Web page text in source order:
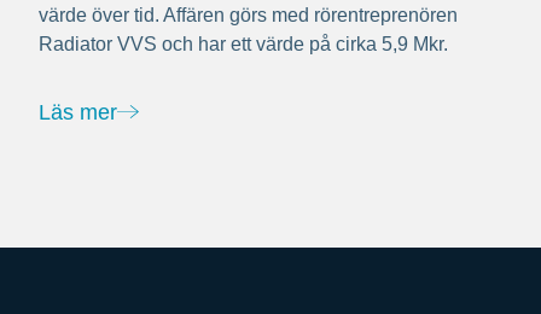
värde över tid. Affären görs med rörentreprenören
Radiator VVS och har ett värde på cirka 5,9 Mkr.
Läs mer